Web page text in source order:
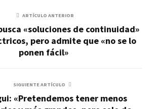
ARTÍCULO ANTERIOR
«soluciones de continuidad»
pero admite que «no se lo
ponen fácil»
SIGUIENTE ARTÍCULO
«Pretendemos tener menos